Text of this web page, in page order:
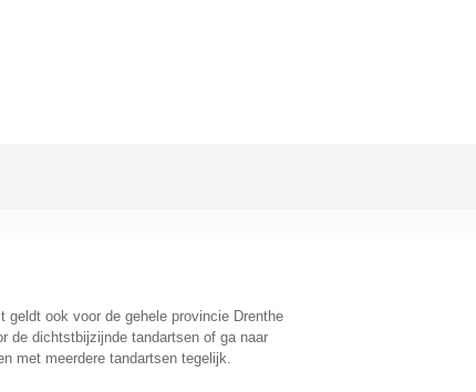
geldt ook voor de gehele provincie Drenthe
de dichtstbijzijnde tandartsen of ga naar
met meerdere tandartsen tegelijk.